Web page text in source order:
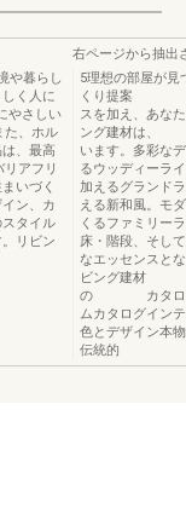
や暮らし
く人に
やさしい
た、ホル
、最高
アフリ
いづく
ン、カ
タイル
リビン
右ページから抽出
5理想の部屋が見
くり提案 は6
スを加え、あな
ング建材は、
います。多彩な
るウッディーラ
加えるグランド
える新和風。モ
くるファミリー
床・階段、そし
なエッセンスと
ビング建材 で
の カタログを
ムカタログイン
色とデザイン本
伝統的